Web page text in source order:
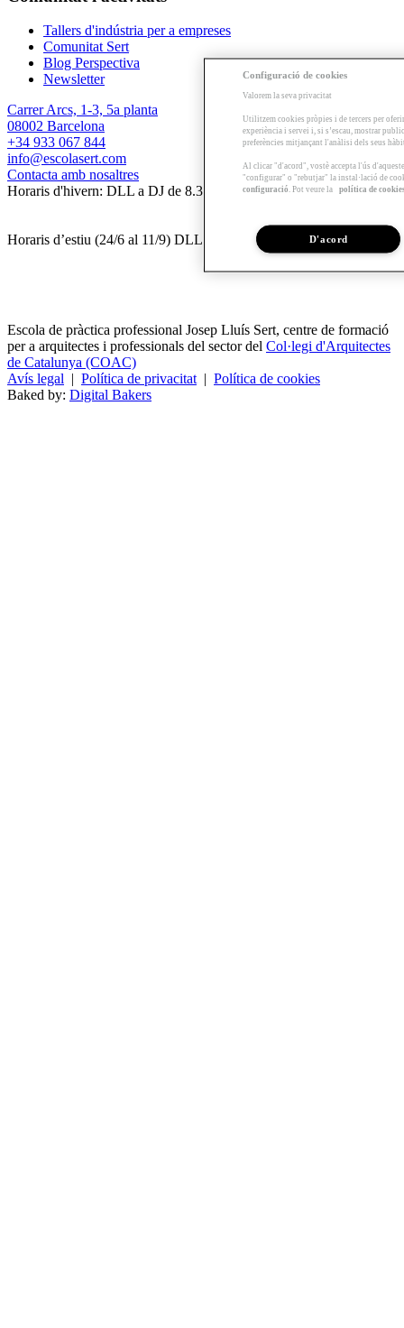
Tallers d'indústria per a empreses
Comunitat Sert
Blog Perspectiva
Newsletter
Carrer Arcs, 1-3, 5a planta
08002 Barcelona
+34 933 067 844
info@escolasert.com
Contacta amb nosaltres
Horaris d'hivern: DLL a DJ de 8.30 a 16.30 h / DV de 8.30 a 14 h.
Horaris d’estiu (24/6 al 11/9) DLL a DV de 8.30 a 14 h.
Escola de pràctica professional Josep Lluís Sert, centre de formació
per a arquitectes i professionals del sector del Col·legi d'Arquitectes
de Catalunya (COAC)
Avís legal | Política de privacitat | Política de cookies
Baked by: Digital Bakers
Configuració de cookies
Valorem la seva privacitat
Utilitzem cookies pròpies i de tercers per
experiència i servei i, si s’escau, mostrar
preferències mitjançant l'anàlisi dels seus
Al clicar "d'acord", vostè accepta l'ús
"configurar" o "rebutjar" la instal·lació de
configuració . Pot veure la política de
D'acord